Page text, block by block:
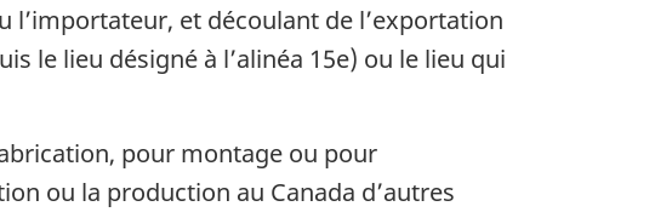
l’importateur, et découlant de l’exportation
le lieu désigné à l’alinéa 15e) ou le lieu qui
pour montage ou pour
ou la production au Canada d’autres